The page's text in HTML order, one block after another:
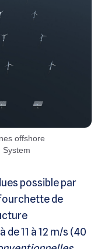
System
possible par
de
11 à 12 m/s (40